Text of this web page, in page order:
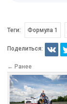
Теги: Формула 1
Поделиться:
← Ранее